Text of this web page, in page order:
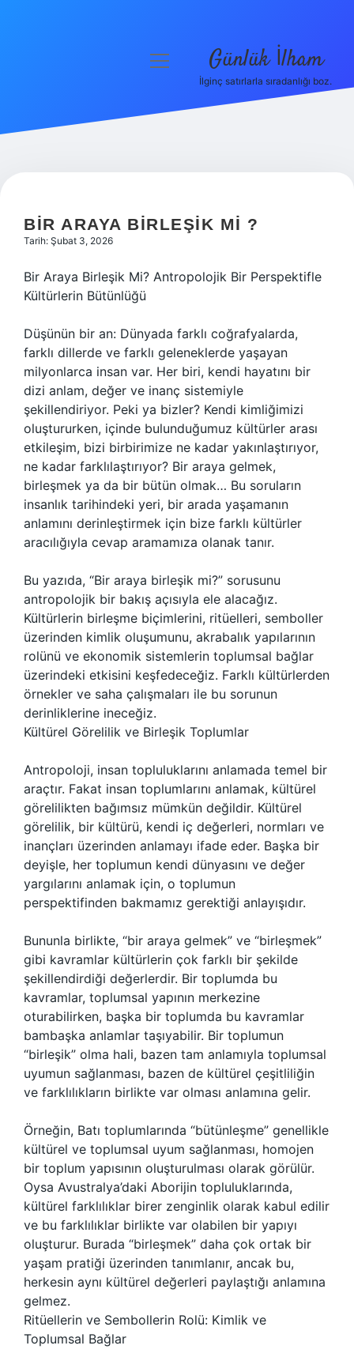
Hakkımızda
menüyü
Günlük İlham
İlginç satırlarla sıradanlığı boz.
BIR ARAYA BIRLEŞIK MI ?
Tarih: Şubat 3, 2026
Bir Araya Birleşik Mi? Antropolojik Bir Perspektifle
Kültürlerin Bütünlüğü
Düşünün bir an: Dünyada farklı coğrafyalarda,
farklı dillerde ve farklı geleneklerde yaşayan
milyonlarca insan var. Her biri, kendi hayatını bir
dizi anlam, değer ve inanç sistemiyle
şekillendiriyor. Peki ya bizler? Kendi kimliğimizi
oluştururken, içinde bulunduğumuz kültürler arası
etkileşim, bizi birbirimize ne kadar yakınlaştırıyor,
ne kadar farklılaştırıyor? Bir araya gelmek,
birleşmek ya da bir bütün olmak… Bu soruların
insanlık tarihindeki yeri, bir arada yaşamanın
anlamını derinleştirmek için bize farklı kültürler
aracılığıyla cevap aramamıza olanak tanır.
Bu yazıda, “Bir araya birleşik mi?” sorusunu
antropolojik bir bakış açısıyla ele alacağız.
Kültürlerin birleşme biçimlerini, ritüelleri, semboller
üzerinden kimlik oluşumunu, akrabalık yapılarının
rolünü ve ekonomik sistemlerin toplumsal bağlar
üzerindeki etkisini keşfedeceğiz. Farklı kültürlerden
örnekler ve saha çalışmaları ile bu sorunun
derinliklerine ineceğiz.
Kültürel Görelilik ve Birleşik Toplumlar
Antropoloji, insan topluluklarını anlamada temel bir
araçtır. Fakat insan toplumlarını anlamak, kültürel
görelilikten bağımsız mümkün değildir. Kültürel
görelilik, bir kültürü, kendi iç değerleri, normları ve
inançları üzerinden anlamayı ifade eder. Başka bir
deyişle, her toplumun kendi dünyasını ve değer
yargılarını anlamak için, o toplumun
perspektifinden bakmamız gerektiği anlayışıdır.
Bununla birlikte, “bir araya gelmek” ve “birleşmek”
gibi kavramlar kültürlerin çok farklı bir şekilde
şekillendirdiği değerlerdir. Bir toplumda bu
kavramlar, toplumsal yapının merkezine
oturabilirken, başka bir toplumda bu kavramlar
bambaşka anlamlar taşıyabilir. Bir toplumun
“birleşik” olma hali, bazen tam anlamıyla toplumsal
uyumun sağlanması, bazen de kültürel çeşitliliğin
ve farklılıkların birlikte var olması anlamına gelir.
Örneğin, Batı toplumlarında “bütünleşme” genellikle
kültürel ve toplumsal uyum sağlanması, homojen
bir toplum yapısının oluşturulması olarak görülür.
Oysa Avustralya’daki Aborijin topluluklarında,
kültürel farklılıklar birer zenginlik olarak kabul edilir
ve bu farklılıklar birlikte var olabilen bir yapıyı
oluşturur. Burada “birleşmek” daha çok ortak bir
yaşam pratiği üzerinden tanımlanır, ancak bu,
herkesin aynı kültürel değerleri paylaştığı anlamına
gelmez.
Ritüellerin ve Sembollerin Rolü: Kimlik ve
Toplumsal Bağlar